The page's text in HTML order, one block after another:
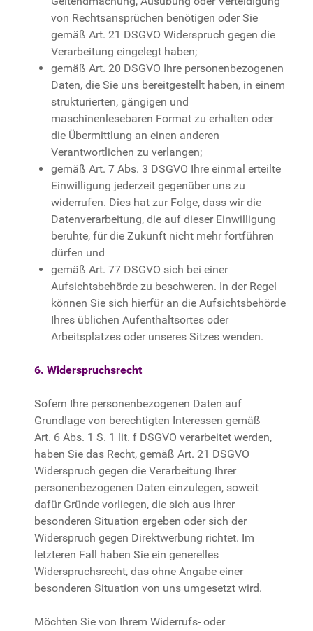
von Rechtsansprüchen benötigen oder Sie
gemäß Art. 21 DSGVO Widerspruch gegen die
Verarbeitung eingelegt haben;
gemäß Art. 20 DSGVO Ihre personenbezogenen
Daten, die Sie uns bereitgestellt haben, in einem
strukturierten, gängigen und
maschinenlesebaren Format zu erhalten oder
die Übermittlung an einen anderen
Verantwortlichen zu verlangen;
gemäß Art. 7 Abs. 3 DSGVO Ihre einmal erteilte
Einwilligung jederzeit gegenüber uns zu
widerrufen. Dies hat zur Folge, dass wir die
Datenverarbeitung, die auf dieser Einwilligung
beruhte, für die Zukunft nicht mehr fortführen
dürfen und
gemäß Art. 77 DSGVO sich bei einer
Aufsichtsbehörde zu beschweren. In der Regel
können Sie sich hierfür an die Aufsichtsbehörde
Ihres üblichen Aufenthaltsortes oder
Arbeitsplatzes oder unseres Sitzes wenden.
6. Widerspruchsrecht
Sofern Ihre personenbezogenen Daten auf
Grundlage von berechtigten Interessen gemäß
Art. 6 Abs. 1 S. 1 lit. f DSGVO verarbeitet werden,
haben Sie das Recht, gemäß Art. 21 DSGVO
Widerspruch gegen die Verarbeitung Ihrer
personenbezogenen Daten einzulegen, soweit
dafür Gründe vorliegen, die sich aus Ihrer
besonderen Situation ergeben oder sich der
Widerspruch gegen Direktwerbung richtet. Im
letzteren Fall haben Sie ein generelles
Widerspruchsrecht, das ohne Angabe einer
besonderen Situation von uns umgesetzt wird.
Möchten Sie von Ihrem Widerrufs- oder